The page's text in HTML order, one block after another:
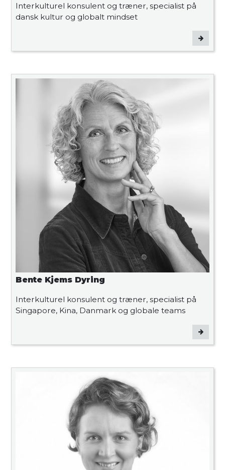
Interkulturel konsulent og træner, specialist på
dansk kultur og globalt mindset
Bente Kjems Dyring
Interkulturel konsulent og træner, specialist på
Singapore, Kina, Danmark og globale teams